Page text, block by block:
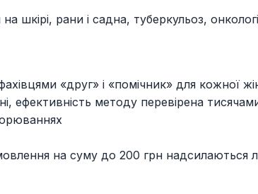
шкірі, рани і садна, туберкульоз,
«друг» і «помічник» для кожної
ефективність методу перевірена
на суму до 200 грн надсилаються